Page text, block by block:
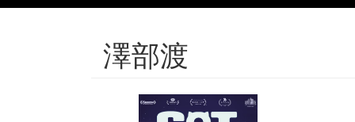
澤部渡